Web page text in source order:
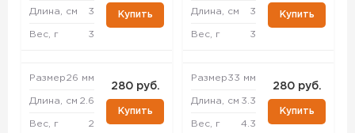
Длина, см 3
Вес, г 3
Купить
Размер26 мм
Длина, см 2.6
Вес, г 2
280 руб.
Купить
Длина, см 3
Вес, г 3
Купить
Размер33 мм
Длина, см 3.3
Вес, г 4.3
280 руб.
Купить